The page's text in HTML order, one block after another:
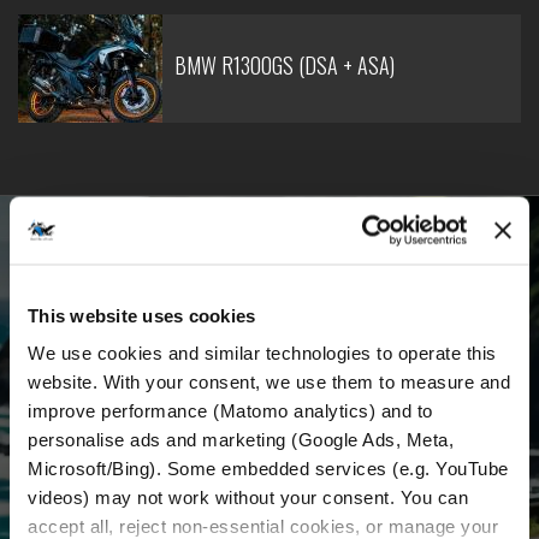
This website uses cookies
We use cookies and similar technologies to operate this
website. With your consent, we use them to measure and
improve performance (Matomo analytics) and to
personalise ads and marketing (Google Ads, Meta,
Microsoft/Bing). Some embedded services (e.g. YouTube
videos) may not work without your consent. You can
accept all, reject non-essential cookies, or manage your
BMW R1300GS (DSA + ASA)
WERDE TEIL UNSERER GEMEINSCHAFT
uns und alles rund um die Motorradvermietung
in Kroatien.
E-mail